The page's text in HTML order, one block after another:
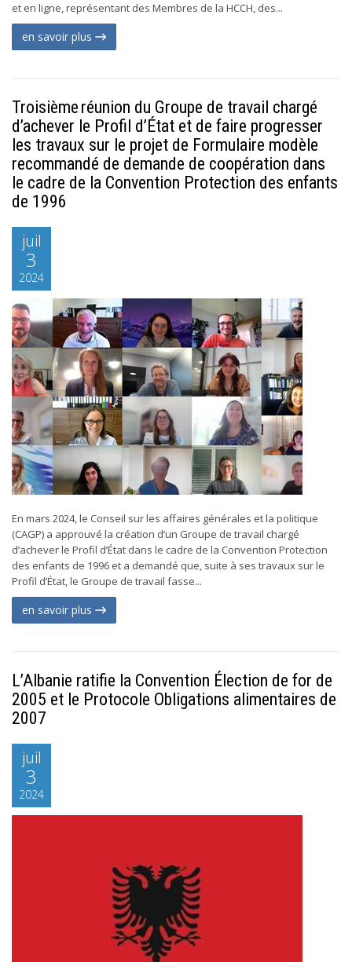
et en ligne, représentant des Membres de la HCCH, des...
en savoir plus
Troisième réunion du Groupe de travail chargé
d’achever le Profil d’État et de faire progresser
les travaux sur le projet de Formulaire modèle
recommandé de demande de coopération dans
le cadre de la Convention Protection des enfants
de 1996
juil
3
2024
En mars 2024, le Conseil sur les affaires générales et la politique
(CAGP) a approuvé la création d’un Groupe de travail chargé
d’achever le Profil d’État dans le cadre de la Convention Protection
des enfants de 1996 et a demandé que, suite à ses travaux sur le
Profil d’État, le Groupe de travail fasse...
en savoir plus
L’Albanie ratifie la Convention Élection de for de
2005 et le Protocole Obligations alimentaires de
2007
juil
3
2024